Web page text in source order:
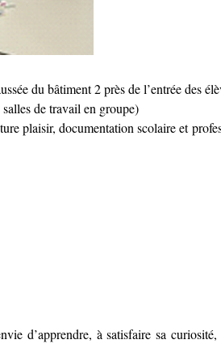
du bâtiment 2 près de l’entrée des
de travail en groupe)
plaisir, documentation scolaire et
d’apprendre, à satisfaire sa curiosité,